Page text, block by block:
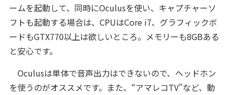
ームを起動して、同時にOculusを使い、キャプチャーソ
フトも起動する場合は、CPUはCore i7、グラフィックボ
ードもGTX770以上は欲しいところ。メモリーも8GBある
と安心です。
Oculusは単体で音声出力はできないので、ヘッドホン
を使うのがオススメです。また、“アマレコTV”など、動